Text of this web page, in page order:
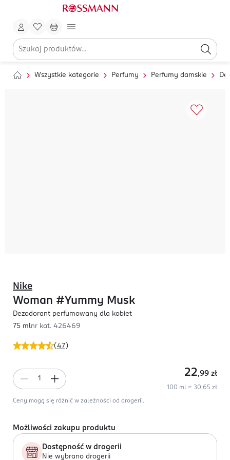
Wszystkie kategorie Perfumy Perfumy damskie
(47)
Nike
Woman #Yummy Musk
Dezodorant perfumowany dla kobiet
75 mlnr kat. 426469
22,99 zł
100 ml = 30,65 zł
Ceny mogą się różnić w zależności od drogerii.
Możliwości zakupu produktu
Dostępność w drogerii
Nie wybrano drogerii